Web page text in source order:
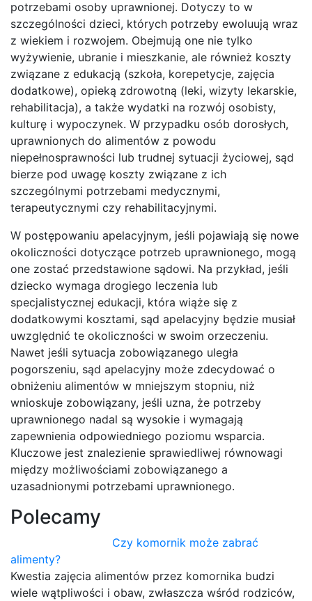
potrzebami osoby uprawnionej. Dotyczy to w
szczególności dzieci, których potrzeby ewoluują wraz
z wiekiem i rozwojem. Obejmują one nie tylko
wyżywienie, ubranie i mieszkanie, ale również koszty
związane z edukacją (szkoła, korepetycje, zajęcia
dodatkowe), opieką zdrowotną (leki, wizyty lekarskie,
rehabilitacja), a także wydatki na rozwój osobisty,
kulturę i wypoczynek. W przypadku osób dorosłych,
uprawnionych do alimentów z powodu
niepełnosprawności lub trudnej sytuacji życiowej, sąd
bierze pod uwagę koszty związane z ich
szczególnymi potrzebami medycznymi,
terapeutycznymi czy rehabilitacyjnymi.
W postępowaniu apelacyjnym, jeśli pojawiają się nowe
okoliczności dotyczące potrzeb uprawnionego, mogą
one zostać przedstawione sądowi. Na przykład, jeśli
dziecko wymaga drogiego leczenia lub
specjalistycznej edukacji, która wiąże się z
dodatkowymi kosztami, sąd apelacyjny będzie musiał
uwzględnić te okoliczności w swoim orzeczeniu.
Nawet jeśli sytuacja zobowiązanego uległa
pogorszeniu, sąd apelacyjny może zdecydować o
obniżeniu alimentów w mniejszym stopniu, niż
wnioskuje zobowiązany, jeśli uzna, że potrzeby
uprawnionego nadal są wysokie i wymagają
zapewnienia odpowiedniego poziomu wsparcia.
Kluczowe jest znalezienie sprawiedliwej równowagi
między możliwościami zobowiązanego a
uzasadnionymi potrzebami uprawnionego.
Polecamy
Czy komornik może zabrać
alimenty?
Kwestia zajęcia alimentów przez komornika budzi
wiele wątpliwości i obaw, zwłaszcza wśród rodziców,